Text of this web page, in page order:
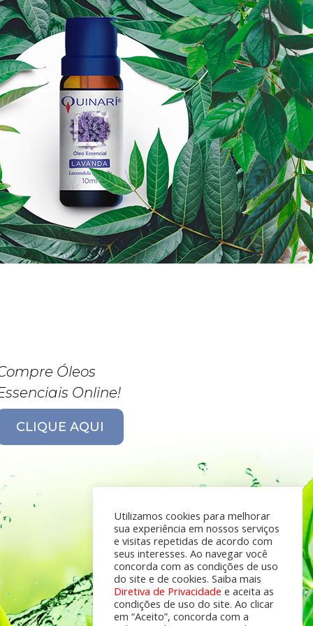
Óleos
Online!
CLIQUE AQUI
Utilizamos cookies para melhorar
sua experiência em nossos serviços
e visitas repetidas de acordo com
seus interesses. Ao navegar você
concorda com as condições de uso
do site e de cookies. Saiba mais
Diretiva de Privacidade e aceita as
condições de uso do site. Ao clicar
em “Aceito”, concorda com a